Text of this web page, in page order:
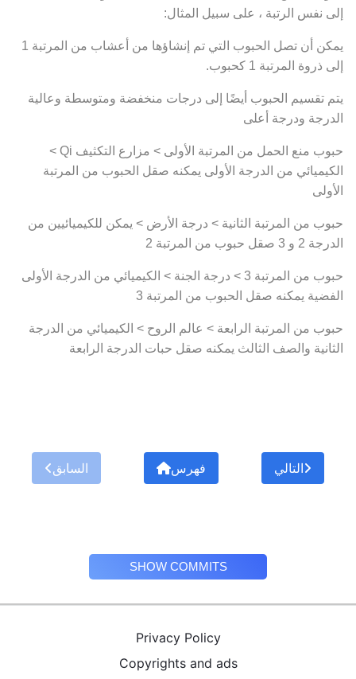
إلى نفس الرتبة ، على سبيل المثال:
يمكن أن تصل الحبوب التي تم إنشاؤها من أعشاب من المرتبة 1
إلى ذروة المرتبة 1 كحبوب.
يتم تقسيم الحبوب أيضًا إلى درجات منخفضة ومتوسطة وعالية
الدرجة ودرجة أعلى
حبوب منع الحمل من المرتبة الأولى > مزارع التكثيف Qi >
الكيميائي من الدرجة الأولى يمكنه صقل الحبوب من المرتبة
الأولى
حبوب من المرتبة الثانية > درجة الأرض > يمكن للكيميائيين من
الدرجة 2 و 3 صقل حبوب من المرتبة 2
حبوب من المرتبة 3 > درجة الجنة > الكيميائي من الدرجة الأولى
الفضية يمكنه صقل الحبوب من المرتبة 3
حبوب من المرتبة الرابعة > عالم الروح > الكيميائي من الدرجة
الثانية والصف الثالث يمكنه صقل حبات الدرجة الرابعة
السابق فهرس التالي
SHOW COMMITS
Privacy Policy
Copyrights and ads